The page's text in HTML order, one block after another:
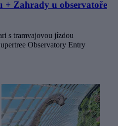
+ Zahrady u observatoře
s tramvajovou jízdou
Observatory Entry